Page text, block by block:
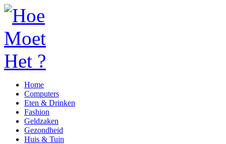
Home
Computers
Eten & Drinken
Fashion
Geldzaken
Gezondheid
Huis & Tuin